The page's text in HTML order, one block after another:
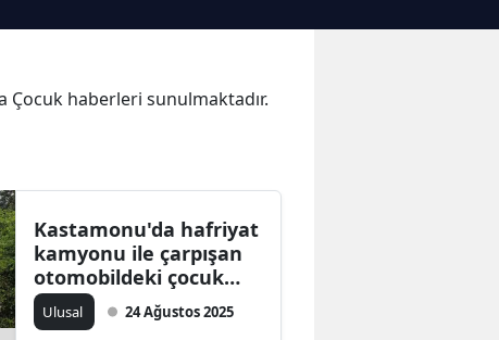
haberleri sunulmaktadır.
Kastamonu'da hafriyat
kamyonu ile çarpışan
otomobildeki çocuk
öldü, baba ağır
yaralandı
Ulusal 24 Ağustos 2025